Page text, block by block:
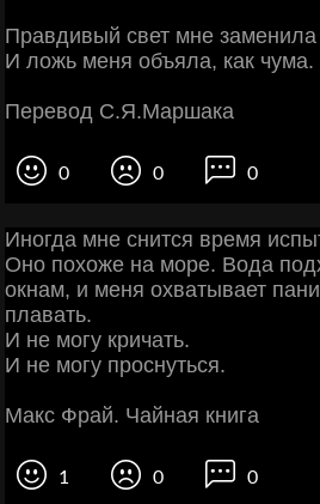
Правдивый свет мне заменила
И ложь меня объяла, как чума.
Перевод С.Я.Маршака
0 0 0
Иногда мне снится время
Оно похоже на море. Вода
окнам, и меня охватывает
плавать.
И не могу кричать.
И не могу проснуться.
Макс Фрай. Чайная книга
1 0 0